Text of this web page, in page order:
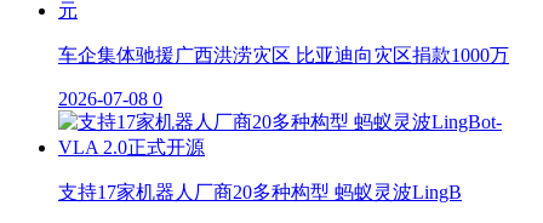
车企集体驰援广西洪涝灾区 比亚迪向灾区捐款1000万
2026-07-08 0
支持17家机器人厂商20多种构型 蚂蚁灵波LingB